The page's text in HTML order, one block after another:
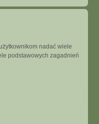
nadać wiele
podstawowych zagadnień